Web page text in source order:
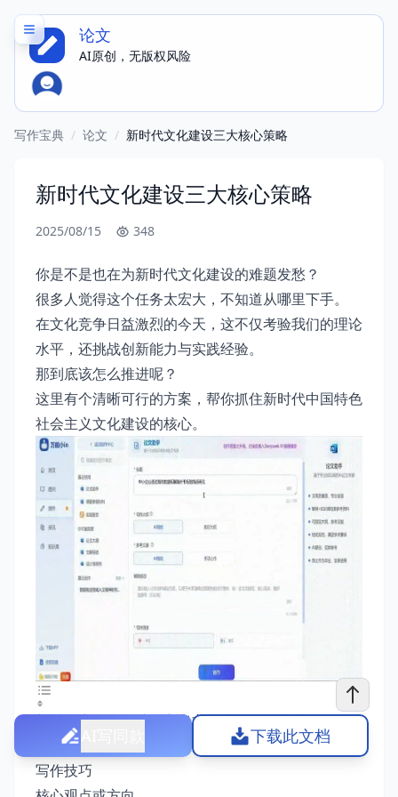
论文
AI原创，无版权风险
写作宝典 / 论文 / 新时代文化建设三大核心策略
新时代文化建设三大核心策略
2025/08/15 348
你是不是也在为新时代文化建设的难题发愁？
很多人觉得这个任务太宏大，不知道从哪里下手。
在文化竞争日益激烈的今天，这不仅考验我们的理论
水平，还挑战创新能力与实践经验。
那到底该怎么推进呢？
这里有个清晰可行的方案，帮你抓住新时代中国特色
社会主义文化建设的核心。
新时代中国特色社会主义文化建设写作指南
写作思路
写作技巧
下载此文档